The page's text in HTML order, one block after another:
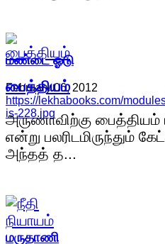
மண்டை ஓடு
February 06, 2012
https://lekhabooks.com/
is-228.jpg
மருதாணி
பைத்தியம்
அருணாவிற்கு பைத்தியம்
என்று பலரிடமிருந்தும்
அந்தத் த...